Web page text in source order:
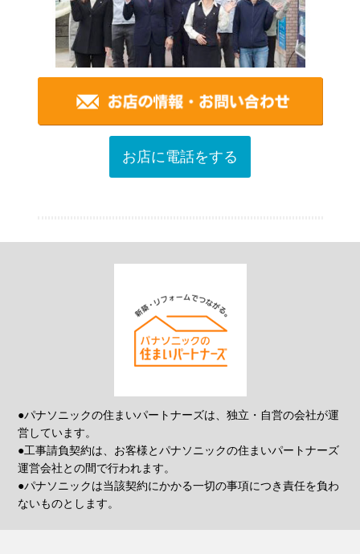
お店に電話をする
●パナソニックの住まいパートナーズは、独立・自営の会社が運
営しています。
●工事請負契約は、お客様とパナソニックの住まいパートナーズ
運営会社との間で行われます。
●パナソニックは当該契約にかかる一切の事項につき責任を負わ
ないものとします。